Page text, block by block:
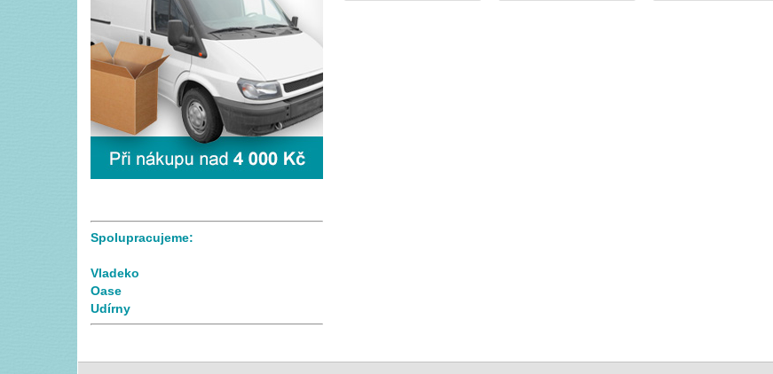
Spolupracujeme:
Vladeko
Oase
Udírny